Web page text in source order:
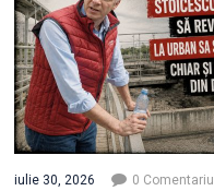
iulie 30, 2026 0 Comentariu